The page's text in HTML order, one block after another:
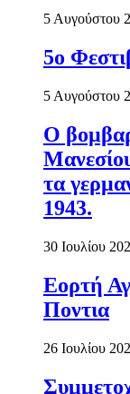
5 Αυγούστου
5ο
5 Αυγούστου
Ο
τα
1943.
30 Ιουλίου
Εορτή
Ποντια
26 Ιουλίου